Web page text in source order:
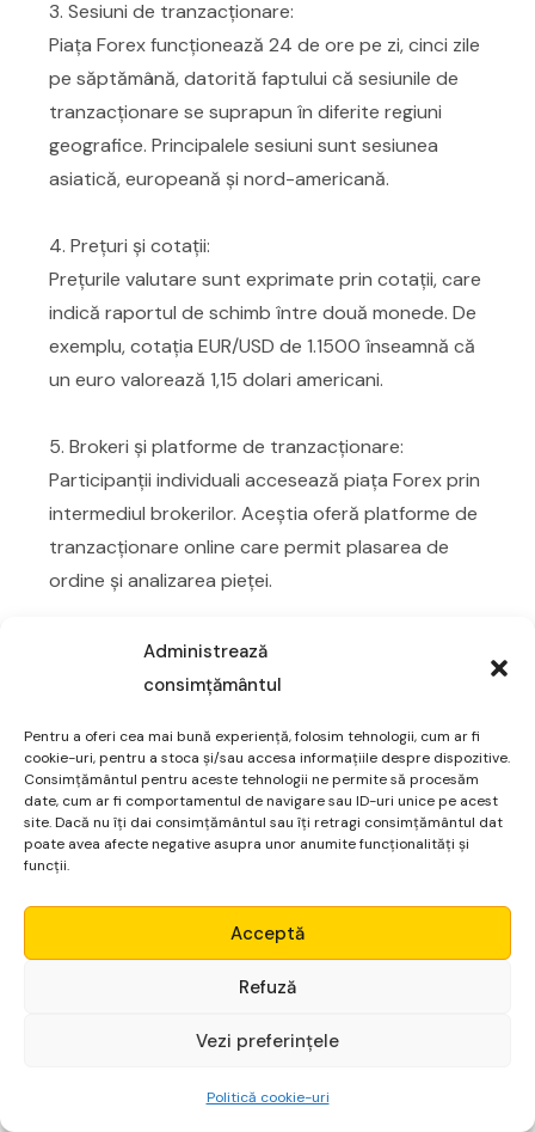
Administrează
consimțământul
Pentru a oferi cea mai bună experiență, folosim tehnologii, cum ar fi
cookie-uri, pentru a stoca și/sau accesa informațiile despre dispozitive.
Consimțământul pentru aceste tehnologii ne permite să procesăm
date, cum ar fi comportamentul de navigare sau ID-uri unice pe acest
site. Dacă nu îți dai consimțământul sau îți retragi consimțământul dat
poate avea afecte negative asupra unor anumite funcționalități și
funcții.
Acceptă
Refuză
Vezi preferințele
Politică cookie-uri
3. Sesiuni de tranzacționare:
Piața Forex funcționează 24 de ore pe zi, cinci zile
pe săptămână, datorită faptului că sesiunile de
tranzacționare se suprapun în diferite regiuni
geografice. Principalele sesiuni sunt sesiunea
asiatică, europeană și nord-americană.
4. Prețuri și cotații:
Prețurile valutare sunt exprimate prin cotații, care
indică raportul de schimb între două monede. De
exemplu, cotația EUR/USD de 1.1500 înseamnă că
un euro valorează 1,15 dolari americani.
5. Brokeri și platforme de tranzacționare:
Participanții individuali accesează piața Forex prin
intermediul brokerilor. Aceștia oferă platforme de
tranzacționare online care permit plasarea de
ordine și analizarea pieței.
6. Leveraj și margini:
Traderii pot utiliza leviere pentru a controla poziții
contul lor. Cu toate acestea, utilizarea excesivă a
levierelor crește riscurile.
7. Analize și informații:
Traderii folosesc analize tehnice și fundamentale
pentru a lua decizii informate. Analiza tehnică se
bazează pe modele de prețuri istorice, în timp ce
analiza fundamentală examinează factorii
Micro Alpha
Începe gratuit